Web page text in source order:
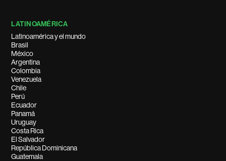
LATINOAMÉRICA
Latinoamérica y el mundo
Brasil
México
Argentina
Colombia
Venezuela
Chile
Perú
Ecuador
Panamá
Uruguay
Costa Rica
El Salvador
República Dominicana
Guatemala